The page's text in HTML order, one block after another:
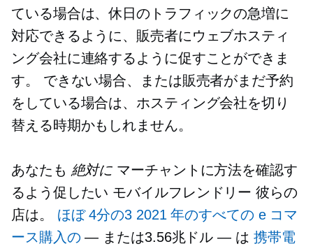
ている場合は、休日のトラフィックの急増に
対応できるように、販売者にウェブホスティ
ング会社に連絡するように促すことができま
す。 できない場合、または販売者がまだ予約
をしている場合は、ホスティング会社を切り
替える時期かもしれません。
あなたも 絶対に マーチャントに方法を確認す
るよう促したい モバイルフレンドリー 彼らの
店は。 ほぼ4分の32021 年のすべての e コマ
ース購入の — または3.56兆ドル — は 携帯電